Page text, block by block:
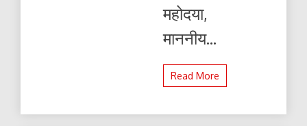
महोदया,
माननीय...
Read More